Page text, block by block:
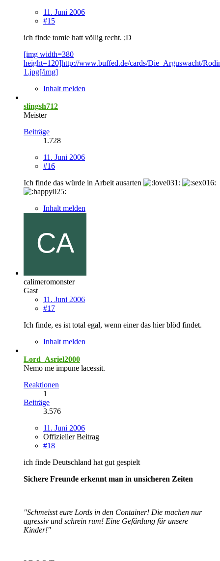
11. Juni 2006
#15
ich finde tomie hatt völlig recht. ;D
[img width=380
height=120]http://www.buffed.de/cards/Die_Arguswacht/
1.jpg[/img]
Inhalt melden
slingsh712
Meister
Beiträge
1.728
11. Juni 2006
#16
Ich finde das würde in Arbeit ausarten
Inhalt melden
calimeromonster
Gast
11. Juni 2006
#17
Ich finde, es ist total egal, wenn einer das hier blöd findet.
Inhalt melden
Lord_Asriel2000
Nemo me impune lacessit.
Reaktionen
1
Beiträge
3.576
11. Juni 2006
Offizieller Beitrag
#18
ich finde Deutschland hat gut gespielt
Sichere Freunde erkennt man in unsicheren Zeiten
"Schmeisst eure Lords in den Container! Die machen nur
agressiv und schrein rum! Eine Gefärdung für unsere
Kinder!"